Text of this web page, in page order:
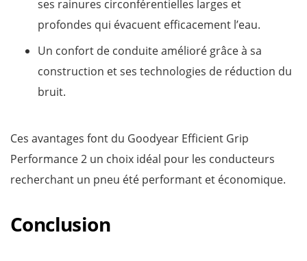
ses rainures circonférentielles larges et
profondes qui évacuent efficacement l’eau.
Un confort de conduite amélioré grâce à sa
construction et ses technologies de réduction du
bruit.
Ces avantages font du Goodyear Efficient Grip
Performance 2 un choix idéal pour les conducteurs
recherchant un pneu été performant et économique.
Conclusion